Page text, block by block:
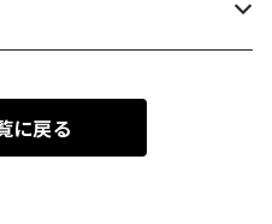
に戻る